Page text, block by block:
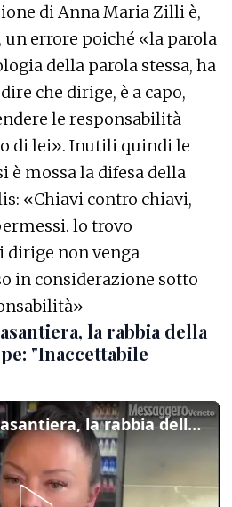
di Anna Maria Zilli è,
errore poiché «la parola
della parola stessa, ha
che dirige, è a capo,
le responsabilità
di lei». Inutili quindi le
è mossa la difesa della
«Chiavi contro chiavi,
lo trovo
dirige non venga
in considerazione sotto
la rabbia della
"Inaccettabile
Travolta dall'acquasantiera, la rabbia della mamma di Penolope: "Inaccettabile sentenza"